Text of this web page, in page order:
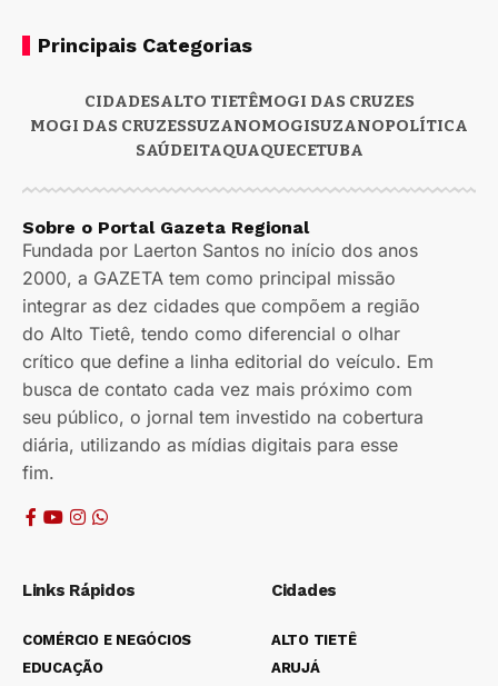
Principais Categorias
CIDADESALTO TIETÊMOGI DAS CRUZES
MOGI DAS CRUZESSUZANOMOGISUZANOPOLÍTICA
SAÚDEITAQUAQUECETUBA
Sobre o Portal Gazeta Regional
Fundada por Laerton Santos no início dos anos
2000, a GAZETA tem como principal missão
integrar as dez cidades que compõem a região
do Alto Tietê, tendo como diferencial o olhar
crítico que define a linha editorial do veículo. Em
busca de contato cada vez mais próximo com
seu público, o jornal tem investido na cobertura
diária, utilizando as mídias digitais para esse
fim.
Links Rápidos
COMÉRCIO E NEGÓCIOS
EDUCAÇÃO
Cidades
ALTO TIETÊ
ARUJÁ